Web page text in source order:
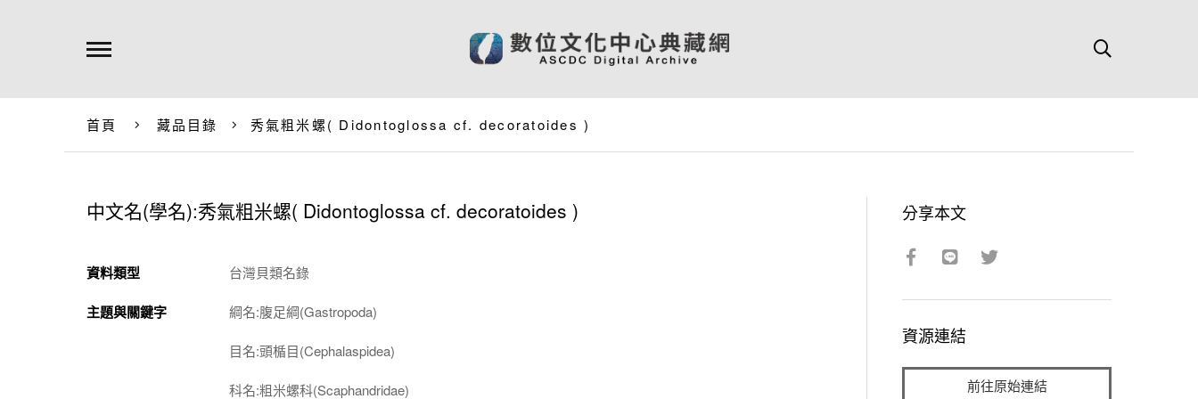
首頁 藏品目錄 秀氣粗米螺( Didontoglossa cf. decoratoides )
中文名(學名):秀氣粗米螺( Didontoglossa cf. decoratoides )
資料類型 台灣貝類名錄
主題與關鍵字 綱名:腹足綱(Gastropoda)
目名:頭楯目(Cephalaspidea)
科名:粗米螺科(Scaphandridae)
分享本文
資源連結
前往原始連結